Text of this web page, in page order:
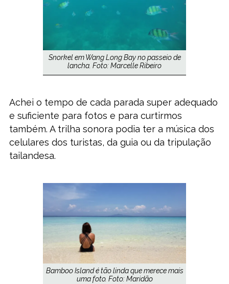
Snorkel em Wang Long Bay no passeio de
lancha. Foto: Marcelle Ribeiro
Achei o tempo de cada parada super adequado
e suficiente para fotos e para curtirmos
também. A trilha sonora podia ter a música dos
celulares dos turistas, da guia ou da tripulação
tailandesa.
Bamboo Island é tão linda que merece mais
uma foto. Foto: Maridão